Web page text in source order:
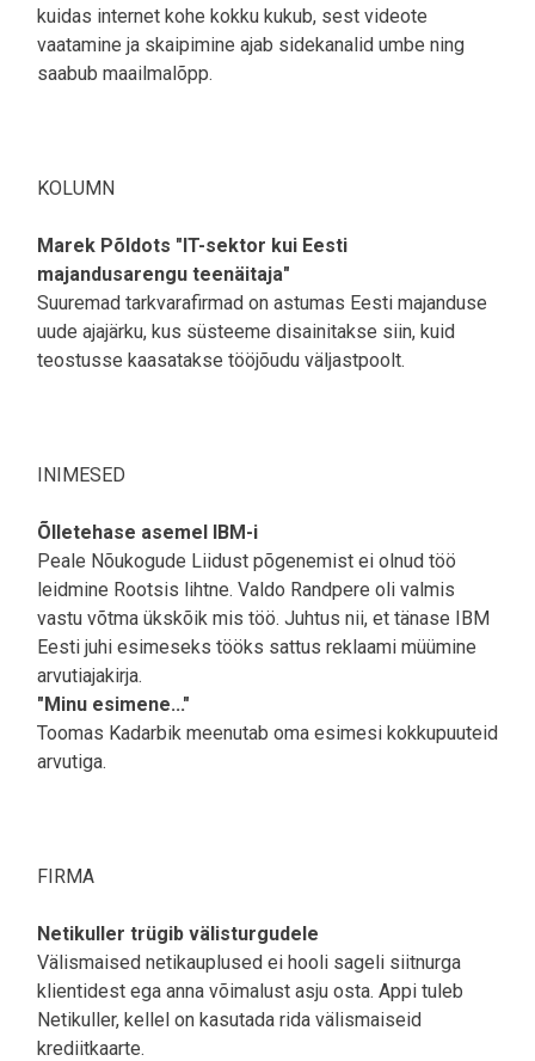
kuidas internet kohe kokku kukub, sest videote
vaatamine ja skaipimine ajab sidekanalid umbe ning
saabub maailmalõpp.
KOLUMN
Marek Põldots "IT-sektor kui Eesti
majandusarengu teenäitaja"
Suuremad tarkvarafirmad on astumas Eesti majanduse
uude ajajärku, kus süsteeme disainitakse siin, kuid
teostusse kaasatakse tööjõudu väljastpoolt.
INIMESED
Õlletehase asemel IBM-i
Peale Nõukogude Liidust põgenemist ei olnud töö
leidmine Rootsis lihtne. Valdo Randpere oli valmis
vastu võtma ükskõik mis töö. Juhtus nii, et tänase IBM
Eesti juhi esimeseks tööks sattus reklaami müümine
arvutiajakirja.
"Minu esimene..."
Toomas Kadarbik meenutab oma esimesi kokkupuuteid
arvutiga.
FIRMA
Netikuller trügib välisturgudele
Välismaised netikauplused ei hooli sageli siitnurga
klientidest ega anna võimalust asju osta. Appi tuleb
Netikuller, kellel on kasutada rida välismaiseid
krediitkaarte.